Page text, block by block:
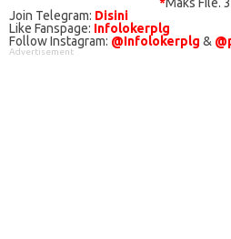
Join Telegram: Disini
Like Fanspage: Infolokerplg
Follow Instagram: @Infolokerplg &
Advertisement